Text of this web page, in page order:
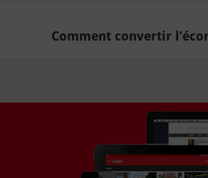
Comment convertir